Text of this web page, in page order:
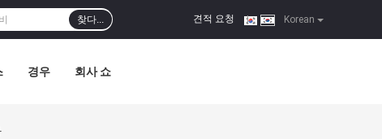
Korean
견적 요청 |
찾다...
경우 회사 쇼